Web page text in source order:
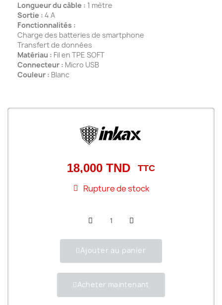
Longueur du câble : 1 mètre
Sortie : 4 A
Fonctionnalités :
Charge des batteries de smartphone
Transfert de données
Matériau : Fil en TPE SOFT
Connecteur : Micro USB
Couleur : Blanc
18,000 TND TTC
Rupture de stock
Ajouter au panier
Acheter maintenant